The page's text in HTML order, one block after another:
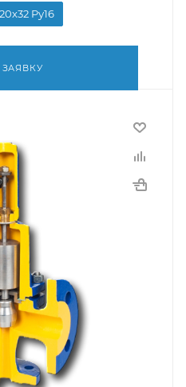
Pу16